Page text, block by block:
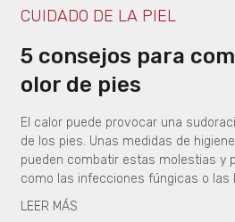
CUIDADO DE LA PIEL
5 consejos para
olor de pies
El calor puede provocar una
de los pies. Unas medidas de
pueden combatir estas molestias y
como las infecciones fúngicas o las
LEER MÁS